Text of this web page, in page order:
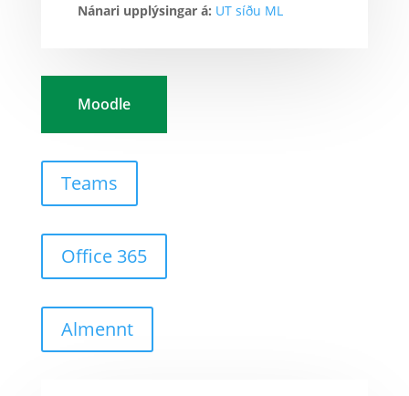
Nánari upplýsingar á: UT síðu ML
Moodle
Teams
Office 365
Almennt